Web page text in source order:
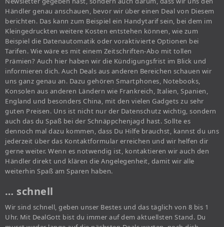
Händler genau anschauen, bevor wir über einen Deal von Diesem
berichten. Das kann zum Beispiel ein Handytarif sein, bei dem im
Kleingedruckten weitere Kosten entstehen können, wie zum
Beispiel die Datenautomatik oder voraktivierte Optionen bei
Tarifen. Wie wäre es mit einem Zeitschriften-Abo mit tollen
Prämien? Auch hier haben wir die Kündigungsfrist im Blick und
informieren dich. Auch Deals aus anderen Bereichen schauen wir
uns ganz genau an. Dazu gehören Smartphones, Notebooks,
Konsolen aus anderen Ländern wie Frankreich, Italien, Spanien,
England und besonders China, mit den vielen Gadgets zu sehr
guten Preisen. Uns ist nicht nur der Datenschutz wichtig, sondern
auch das du Spaß bei der Schnäppchenjagd hast. Sollte es
dennoch mal dazu kommen, dass Du Hilfe brauchst, kannst du uns
jederzeit über das Kontaktformular erreichen und wir helfen dir
gerne weiter. Wenn es notwendig ist, kontaktieren wir auch den
Händler direkt und klären die Angelegenheit, damit wir alle
weiterhin Spaß am Sparen haben.
… schnell
Wir sind schnell, geben unser Bestes und das täglich von 8 bis 1
Uhr. Mit DealGott bist du immer auf dem aktuellsten Stand. Du